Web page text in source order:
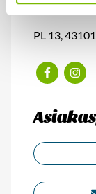
PL 13,
Facebook